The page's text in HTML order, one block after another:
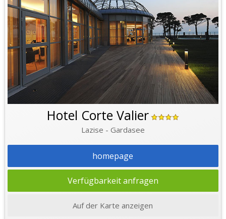
Hotel Corte Valier
Lazise - Gardasee
homepage
Verfügbarkeit anfragen
Auf der Karte anzeigen